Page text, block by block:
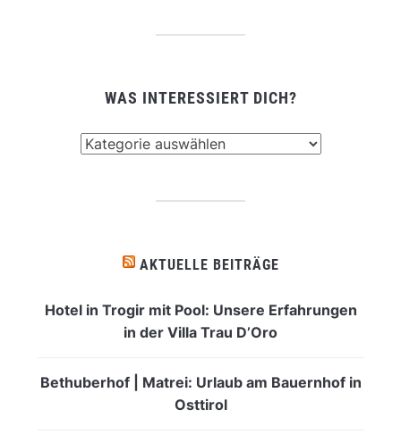
WAS INTERESSIERT DICH?
AKTUELLE BEITRÄGE
Hotel in Trogir mit Pool: Unsere Erfahrungen
in der Villa Trau D’Oro
Bethuberhof | Matrei: Urlaub am Bauernhof in
Osttirol